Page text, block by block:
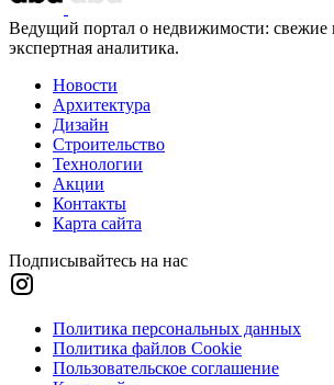
Ведущий портал о недвижимости: свежие
экспертная аналитика.
Новости
Архитектура
Дизайн
Строительство
Технологии
Акции
Контакты
Карта сайта
Подписывайтесь на нас
Политика персональных данных
Политика файлов Cookie
Пользовательское соглашение